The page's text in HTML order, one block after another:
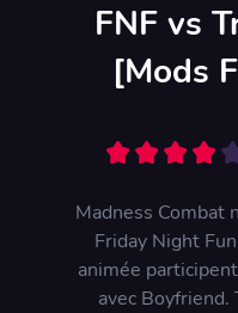
FNF vs
[Mods
Madness Combat
Friday Night
animée
avec Boyfriend.